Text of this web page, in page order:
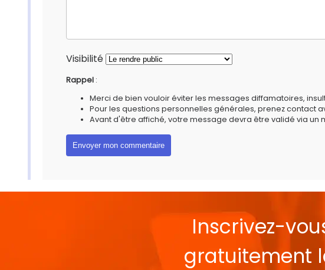
Visibilité
Rappel :
Merci de bien vouloir éviter les messages diffamatoires,
Pour les questions personnelles générales, prenez contact
Avant d'être affiché, votre message devra être validé via un
Inscrivez-
gratuitement